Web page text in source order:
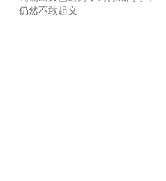
仍然不敢起义